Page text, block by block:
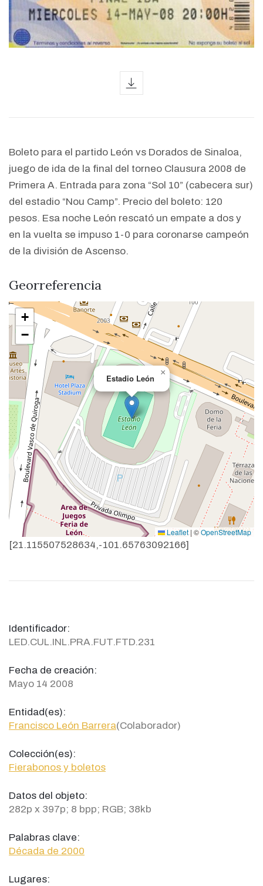
Boleto para el partido León vs Dorados de Sinaloa,
juego de ida de la final del torneo Clausura 2008 de
Primera A. Entrada para zona “Sol 10” (cabecera sur)
del estadio “Nou Camp”. Precio del boleto: 120
pesos. Esa noche León rescató un empate a dos y
en la vuelta se impuso 1-0 para coronarse campeón
de la división de Ascenso.
Georreferencia
Estadio León
×
+
−
Leaflet | ©OpenStreetMap
[21.115507528634,-101.65763092166]
Identificador:
LED.CUL.INL.PRA.FUT.FTD.231
Fecha de creación:
Mayo 14 2008
Entidad(es):
Francisco León Barrera(Colaborador)
Colección(es):
Fierabonos y boletos
Datos del objeto:
282p x 397p; 8 bpp; RGB; 38kb
Palabras clave:
Década de 2000
Lugares: